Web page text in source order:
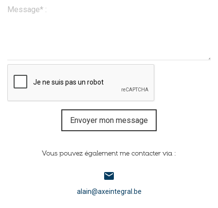
Message* :
Envoyer mon message
Vous pouvez également me contacter via :
email
alain@axeintegral.be